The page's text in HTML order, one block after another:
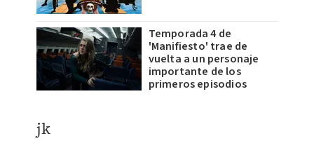
Temporada 4 de
'Manifiesto' trae de
vuelta a un personaje
importante de los
primeros episodios
jk